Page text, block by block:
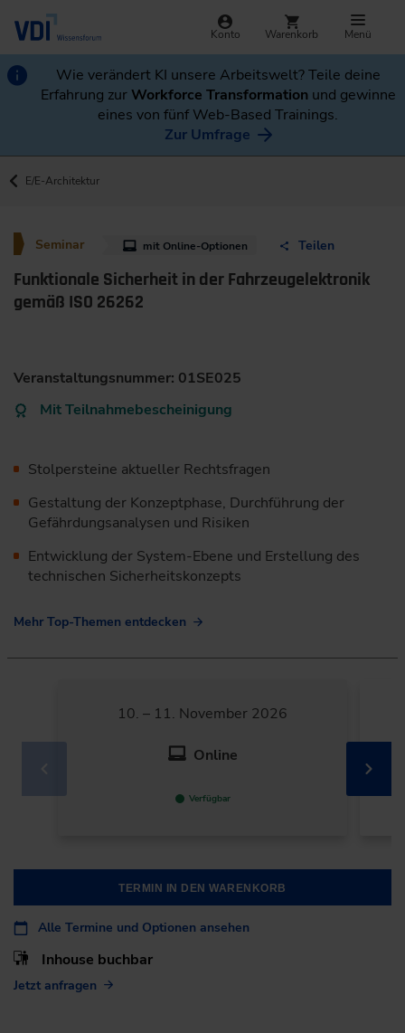
Konto Warenkorb Menü
Wie verändert KI unsere Arbeitswelt? Teile deine
Erfahrung zurWorkforce Transformation und gewinne
eines von fünf Web-Based Trainings.
Zur Umfrage
E/E-Architektur
Seminar mit Online-Optionen Teilen
Funktionale Sicherheit in der Fahrzeugelektronik
gemäß ISO 26262
Veranstaltungsnummer: 01SE025
Mit Teilnahmebescheinigung
Stolpersteine aktueller Rechtsfragen
Gestaltung der Konzeptphase, Durchführung der
Gefährdungsanalysen und Risiken
Entwicklung der System-Ebene und Erstellung des
technischen ­Sicherheitskonzepts
Mehr Top-Themen entdecken
10. – 11. November 2026
Online
Verfügbar
TERMIN IN DEN WARENKORB
Alle Termine und Optionen ansehen
Inhouse buchbar
Jetzt anfragen